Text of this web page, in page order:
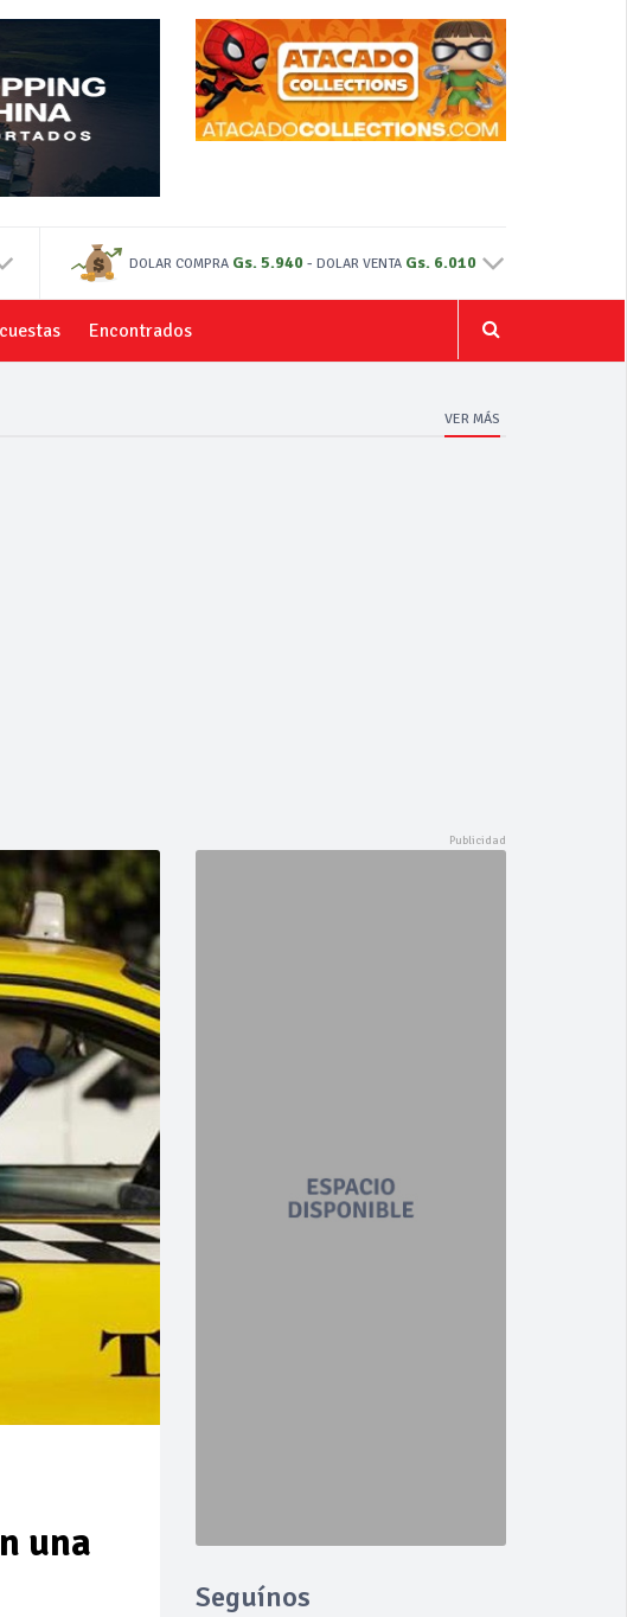
DOLAR COMPRA Gs. 5.940 - DOLAR VENTA Gs. 6.010
Encontrados
VER MÁS
una
Seguínos